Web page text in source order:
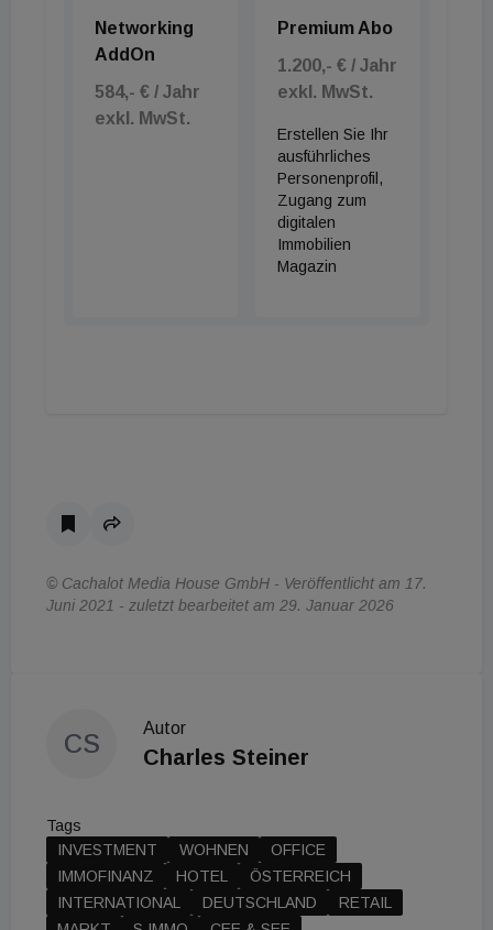
Networking
AddOn
584,- € / Jahr
exkl. MwSt.
Premium Abo
1.200,- € / Jahr
exkl. MwSt.
Erstellen Sie Ihr
ausführliches
Personenprofil,
Zugang zum
digitalen
Immobilien
Magazin
© Cachalot Media House GmbH - Veröffentlicht am 17.
Juni 2021 - zuletzt bearbeitet am 29. Januar 2026
CS
Autor
Charles Steiner
Tags
INVESTMENT
WOHNEN
OFFICE
IMMOFINANZ
HOTEL
ÖSTERREICH
INTERNATIONAL
DEUTSCHLAND
RETAIL